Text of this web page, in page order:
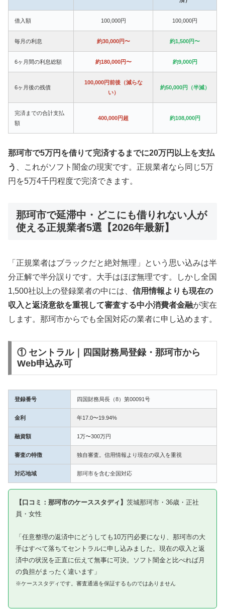
借入額 100,000円 100,000円
毎月の利息 約30,000円〜 約1,500円〜
6ヶ月間の利息総額 約180,000円〜 約9,000円
6ヶ月後の残債
100,000円前後（減らな
い）
約50,000円（半減）
完済までの合計支払
額
400,000円超 約108,000円
那珂市で5万円を借りて完済するまでに20万円以上を支払
う
、これがソフト闇金の現実です。正規業者なら同じ5万
円を5万4千円程度で完済できます。
那珂市で延滞中・どこにも借りれない人が
使える正規業者5選【2026年最新】
「正規業者はブラックだと絶対無理」という思い込みは半
分正解で半分誤りです。大手はほぼ無理です。しかし全国
1,500社以上の登録業者の中には、 信用情報よりも現在の
収入と返済意欲を重視して審査する中小消費者金融が実在
します。那珂市からでも全国対応の業者に申し込めます。
① セントラル｜四国財務局登録・那珂市から
Web申込み可
登録番号 四国財務局長（8）第00091号
金利 年17.0〜19.94%
融資額 1万〜300万円
審査の特徴 独自審査。信用情報より現在の収入を重視
対応地域 那珂市を含む全国対応
【口コミ：那珂市のケーススタディ】 茨城那珂市・36歳・正社
員・女性
「任意整理の返済中にどうしても10万円必要になり、那珂市の大
手はすべて落ちてセントラルに申し込みました。現在の収入と返
済中の状況を正直に伝えて無事に可決。ソフト闇金と比べれば月
の負担がまったく違います」
※ケーススタディです。審査通過を保証するものではありません